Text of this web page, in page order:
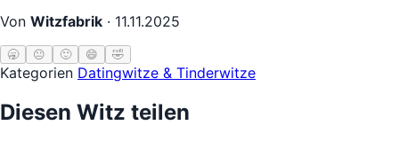
Von Witzfabrik · 11.11.2025
🥱 😐 🙂 😄 🤣
Kategorien Datingwitze & Tinderwitze
Diesen Witz teilen